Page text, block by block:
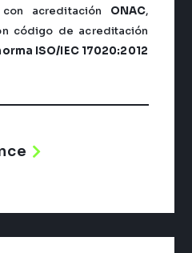
con acreditación ONAC,
código de acreditación
ISO/IEC 17020:2012